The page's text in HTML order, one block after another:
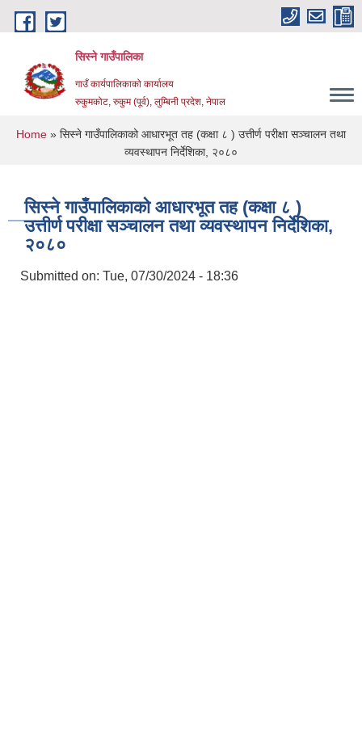
Skip to main content
सिस्ने गाउँपालिका
गाउँ कार्यपालिकाको कार्यालय
रुकुमकोट, रुकुम (पूर्व), लुम्बिनी प्रदेश, नेपाल
You are here
Home » सिस्ने गाउँपालिकाको आधारभूत तह (कक्षा ८ ) उत्तीर्ण परीक्षा सञ्चालन तथा
व्यवस्थापन निर्देशिका, २०८०
सिस्ने गाउँपालिकाको आधारभूत तह (कक्षा ८ )
उत्तीर्ण परीक्षा सञ्चालन तथा व्यवस्थापन निर्देशिका,
२०८०
Submitted on: Tue, 07/30/2024 - 18:36